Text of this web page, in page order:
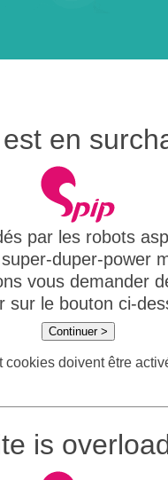
en
par les robots
duper-power
vous demander
sur le bouton ci-
Continuer >
cookies doivent être
is